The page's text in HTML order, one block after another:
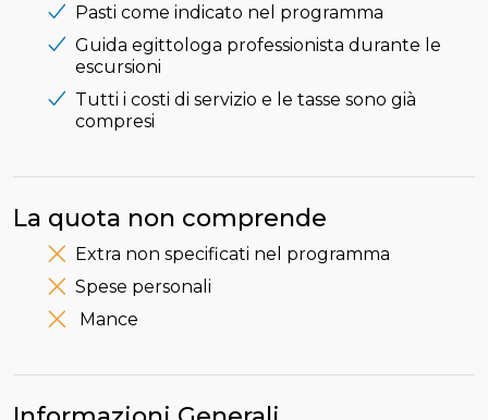
Pasti come indicato nel programma
Guida egittologa professionista durante le
escursioni
Tutti i costi di servizio e le tasse sono già
compresi
La quota non comprende
Extra non specificati nel programma
Spese personali
Mance